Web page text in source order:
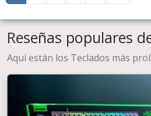
Reseñas populares
Aquí están los Teclados más